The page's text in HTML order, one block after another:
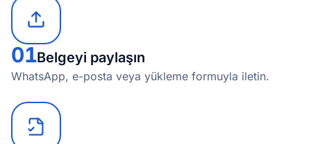
01Belgeyi paylaşın
WhatsApp, e-posta veya yükleme formuyla iletin.